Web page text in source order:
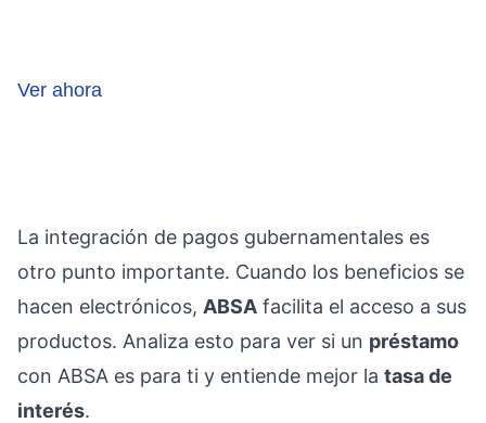
Ver ahora
La integración de pagos gubernamentales es
otro punto importante. Cuando los beneficios se
hacen electrónicos, ABSA facilita el acceso a sus
productos. Analiza esto para ver si un préstamo
con ABSA es para ti y entiende mejor la tasa de
interés.